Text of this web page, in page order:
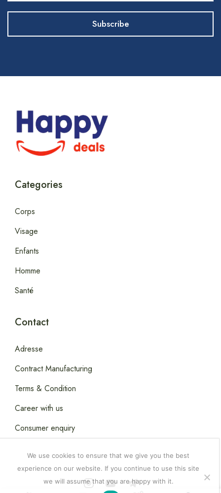
Categories
Corps
Visage
Enfants
Homme
Santé
Contact
Adresse
Contract Manufacturing
Terms & Condition
Career with us
Consumer enquiry
We use cookies to ensure that we give you the best
experience on our website. If you continue to use this site
we will assume that you are happy with it.